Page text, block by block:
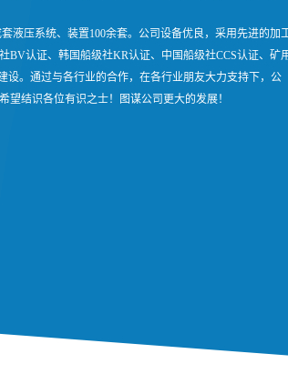
液压系统、装置100余套。公司设备优良，采用先进的加
BV认证、韩国船级社KR认证、中国船级社CCS认证、矿
设。通过与各行业的合作，在各行业朋友大力支持下，公
结识各位有识之士！图谋公司更大的发展！